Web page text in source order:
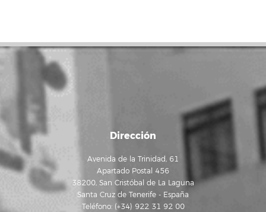
Dirección
Avenida de la Trinidad, 61
Apartado Postal 456
38200, San Cristóbal de La Laguna
Santa Cruz de Tenerife - España
Teléfono: (+34) 922 31 92 00